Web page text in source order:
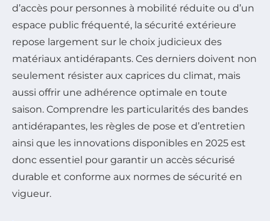
d’accès pour personnes à mobilité réduite ou d’un
espace public fréquenté, la sécurité extérieure
repose largement sur le choix judicieux des
matériaux antidérapants. Ces derniers doivent non
seulement résister aux caprices du climat, mais
aussi offrir une adhérence optimale en toute
saison. Comprendre les particularités des bandes
antidérapantes, les règles de pose et d’entretien
ainsi que les innovations disponibles en 2025 est
donc essentiel pour garantir un accès sécurisé
durable et conforme aux normes de sécurité en
vigueur.